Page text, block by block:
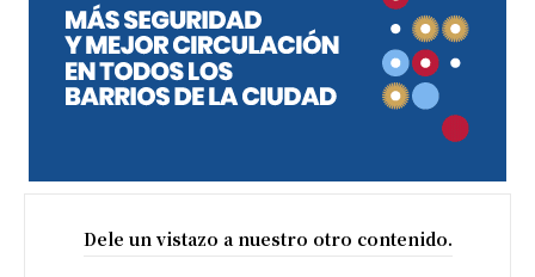
Dele un vistazo a nuestro otro contenido.